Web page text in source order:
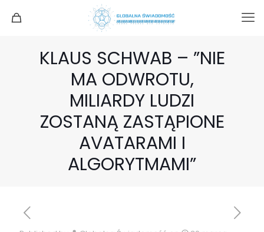
KLAUS SCHWAB – ”NIE
MA ODWROTU,
MILIARDY LUDZI
ZOSTANĄ ZASTĄPIONE
AVATARAMI I
ALGORYTMAMI”